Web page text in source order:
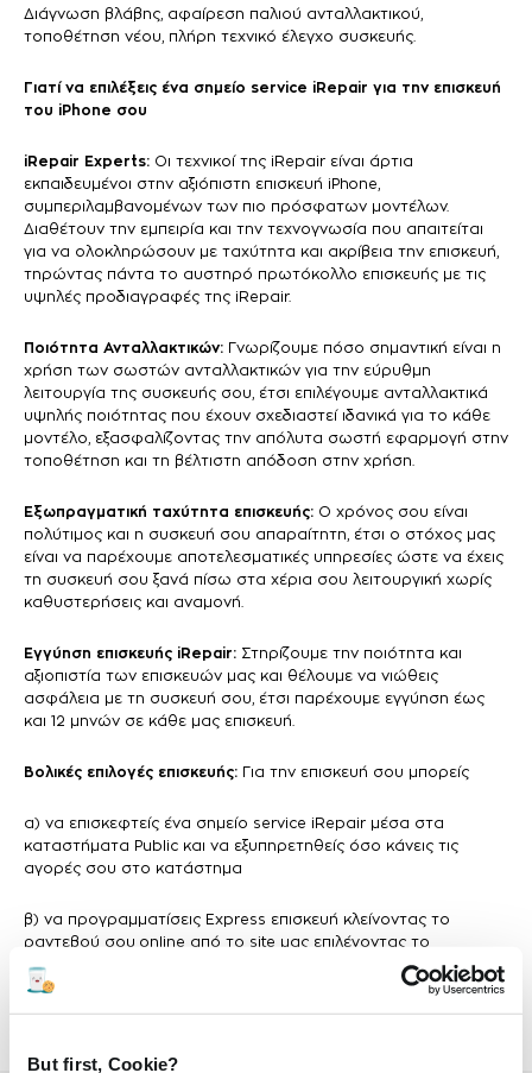
But first, Cookie?
Διάγνωση βλάβης, αφαίρεση παλιού ανταλλακτικού,
τοποθέτηση νέου, πλήρη τεχνικό έλεγχο συσκευής.
Γιατί να επιλέξεις ένα σημείο service iRepair για την επισκευή
του iPhone σου
iRepair Experts: Οι τεχνικοί της iRepair είναι άρτια
εκπαιδευμένοι στην αξιόπιστη επισκευή iPhone,
συμπεριλαμβανομένων των πιο πρόσφατων μοντέλων.
Διαθέτουν την εμπειρία και την τεχνογνωσία που απαιτείται
για να ολοκληρώσουν με ταχύτητα και ακρίβεια την επισκευή,
τηρώντας πάντα το αυστηρό πρωτόκολλο επισκευής με τις
υψηλές προδιαγραφές της iRepair.
Ποιότητα Ανταλλακτικών:Γνωρίζουμε πόσο σημαντική είναι η
χρήση των σωστών ανταλλακτικών για την εύρυθμη
λειτουργία της συσκευής σου, έτσι επιλέγουμε ανταλλακτικά
υψηλής ποιότητας που έχουν σχεδιαστεί ιδανικά για το κάθε
μοντέλο, εξασφαλίζοντας την απόλυτα σωστή εφαρμογή στην
τοποθέτηση και τη βέλτιστη απόδοση στην χρήση.
Εξωπραγματική ταχύτητα επισκευής: Ο χρόνος σου είναι
πολύτιμος και η συσκευή σου απαραίτητη, έτσι ο στόχος μας
είναι να παρέχουμε αποτελεσματικές υπηρεσίες ώστε να έχεις
τη συσκευή σου ξανά πίσω στα χέρια σου λειτουργική χωρίς
καθυστερήσεις και αναμονή.
Εγγύηση επισκευής iRepair: Στηρίζουμε την ποιότητα και
αξιοπιστία των επισκευών μας και θέλουμε να νιώθεις
ασφάλεια με τη συσκευή σου, έτσι παρέχουμε εγγύηση έως
και 12 μηνών σε κάθε μας επισκευή.
Βολικές επιλογές επισκευής:Για την επισκευή σου μπορείς
α) να επισκεφτείς ένα σημείο service iRepair μέσα στα
καταστήματα Public και να εξυπηρετηθείς όσο κάνεις τις
αγορές σου στο κατάστημα
β) να προγραμματίσεις Express επισκευή κλείνοντας το
ραντεβού σου online από το site μας επιλέγοντας το
κατάστημα, τη μέρα και την ώρα που σε βολεύει για να
εξυπηρετηθείς με προτεραιότητα άμεσα, χωρίς αναμονή.